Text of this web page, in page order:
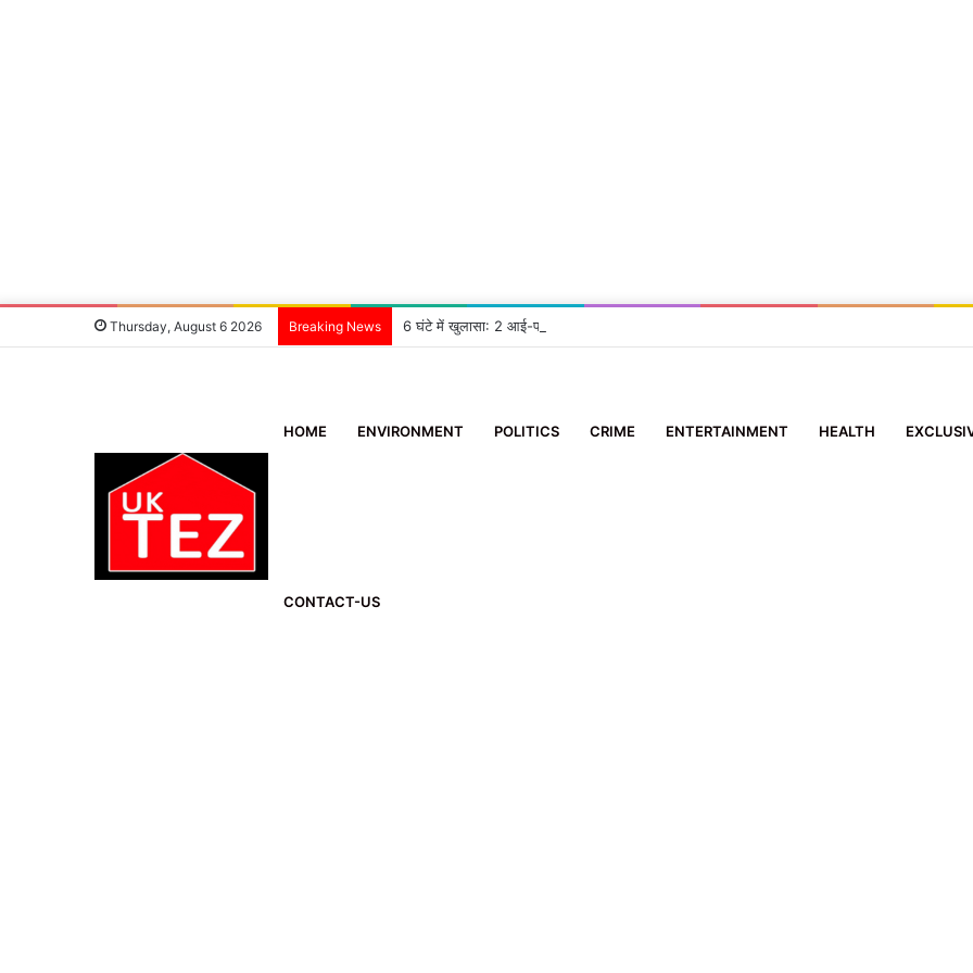
Thursday, August 6 2026 Breaking News 6 घंटे में खुलासा: 2 आई-फोन झपटने वाला स्नैचर गिरफ्तार
HOME ENVIRONMENT POLITICS CRIME ENTERTAINMENT HEALTH
CONTACT-US